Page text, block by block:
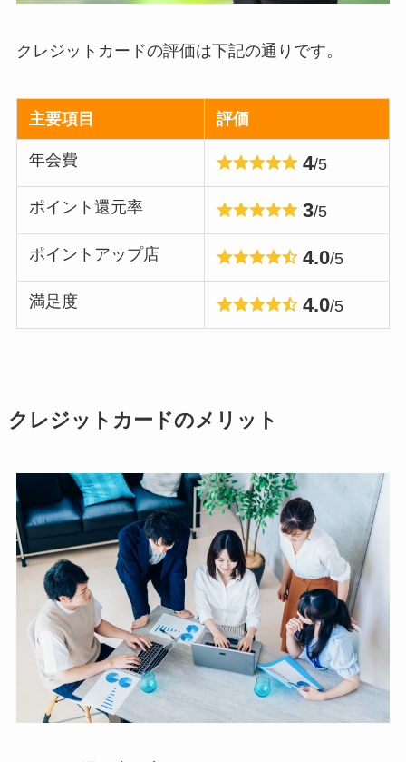
クレジットカードの評価は下記の通りです。
主要項目 評価
年会費 4/5
ポイント還元率 3/5
ポイントアップ店 4.0/5
満足度 4.0/5
クレジットカードのメリット